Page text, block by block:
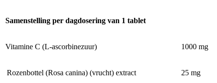
Samenstelling per dagdosering van 1 tablet
Vitamine C (L-ascorbinezuur) 1000 mg
Rozenbottel (Rosa canina) (vrucht) extract 25 mg